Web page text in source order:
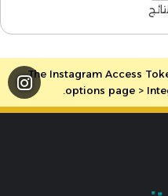
The Instagram Access
options page >